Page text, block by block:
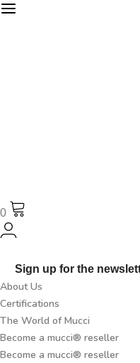
0
Sign up for the
About Us
Certifications
The World of Mucci
Become a mucci® reseller
Become a mucci® reseller